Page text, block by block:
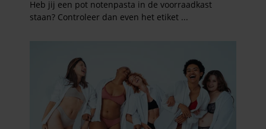
informatie over uw gebruik van onze site met onze
partners voor social media, adverteren en analyse. Deze
verzameld op basis van uw gebruik van hun services. U
gaat akkoord met onze cookies als u onze website blijft